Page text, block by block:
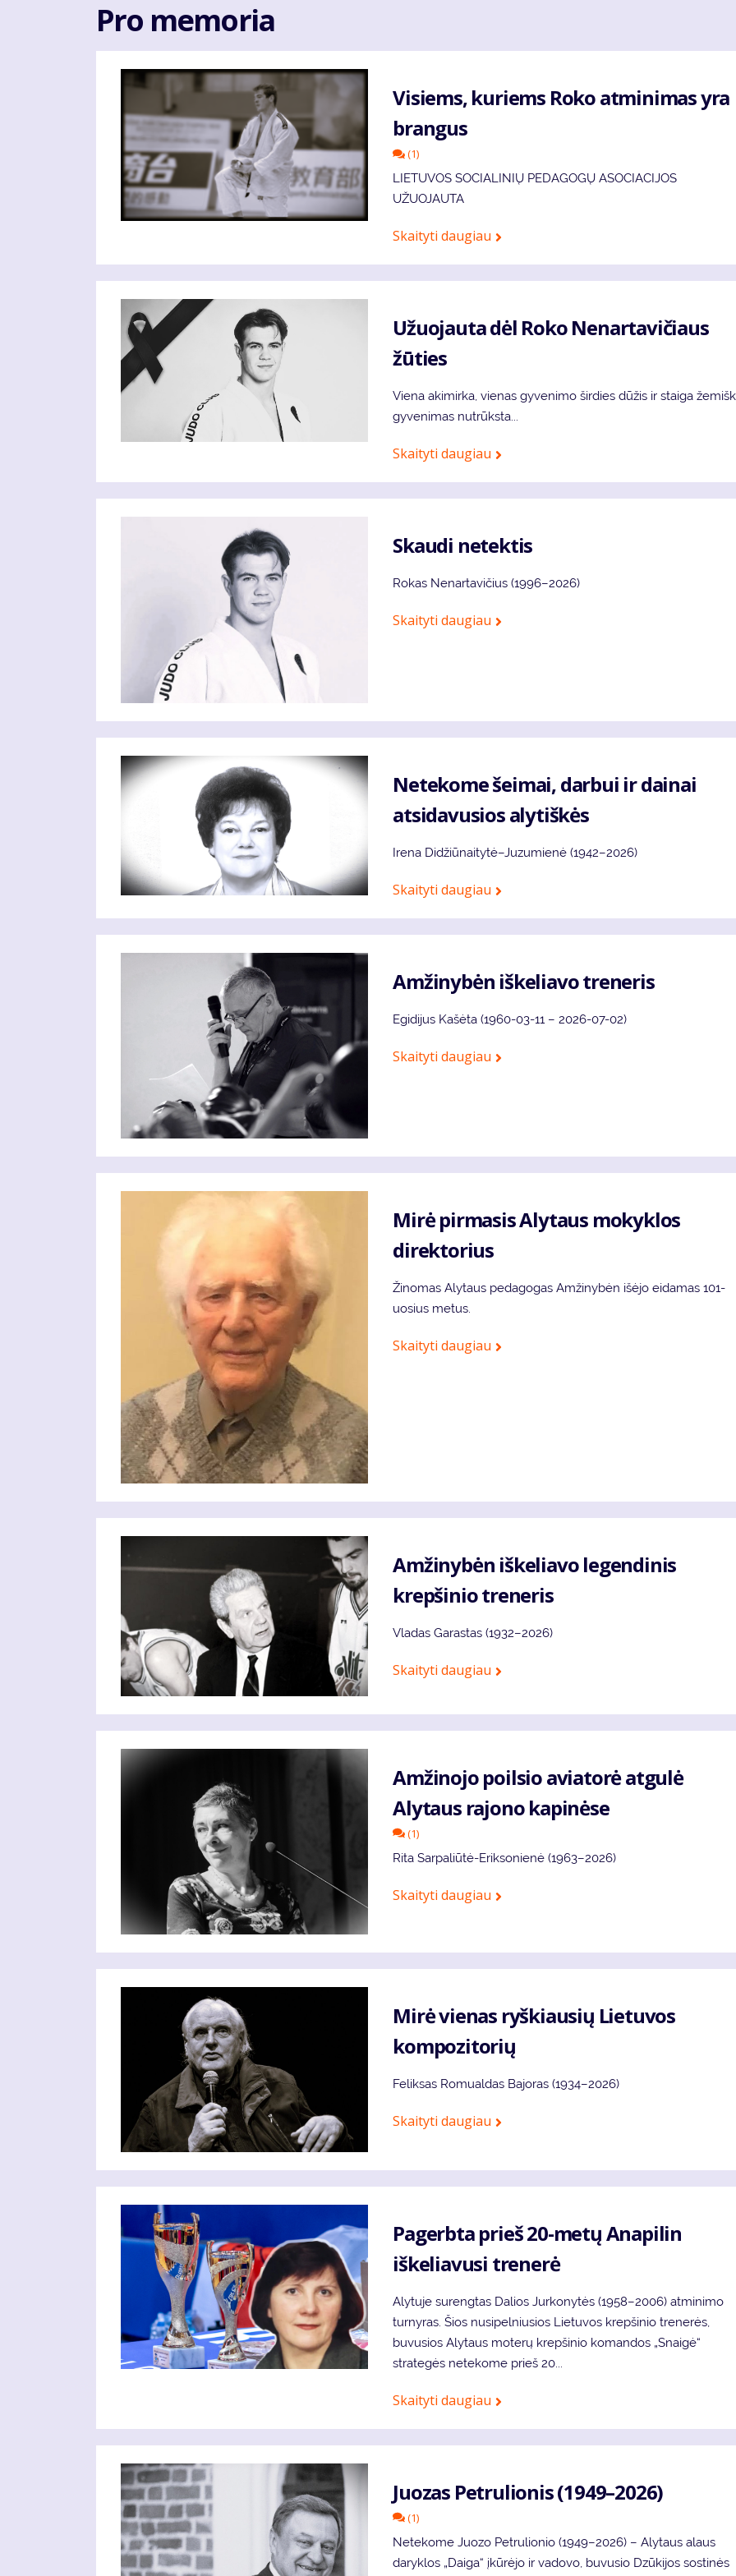
Pro memoria
Visiems, kuriems Roko atminimas yra
brangus
(1)
LIETUVOS SOCIALINIŲ PEDAGOGŲ ASOCIACIJOS
UŽUOJAUTA
Skaityti daugiau
Užuojauta dėl Roko Nenartavičiaus
žūties
Viena akimirka, vienas gyvenimo širdies dūžis ir staiga
gyvenimas nutrūksta...
Skaityti daugiau
Skaudi netektis
Rokas Nenartavičius (1996–2026)
Skaityti daugiau
Netekome šeimai, darbui ir dainai
atsidavusios alytiškės
Irena Didžiūnaitytė–Juzumienė (1942–2026)
Skaityti daugiau
Amžinybėn iškeliavo treneris
Egidijus Kašėta (1960-03-11 – 2026-07-02)
Skaityti daugiau
Mirė pirmasis Alytaus mokyklos
direktorius
Žinomas Alytaus pedagogas Amžinybėn išėjo eidamas 101-
uosius metus.
Skaityti daugiau
Amžinybėn iškeliavo legendinis
krepšinio treneris
Vladas Garastas (1932–2026)
Skaityti daugiau
Amžinojo poilsio aviatorė atgulė
Alytaus rajono kapinėse
(1)
Rita Sarpaliūtė-Eriksonienė (1963–2026)
Skaityti daugiau
Mirė vienas ryškiausių Lietuvos
kompozitorių
Feliksas Romualdas Bajoras (1934–2026)
Skaityti daugiau
Pagerbta prieš 20-metų Anapilin
iškeliavusi trenerė
Alytuje surengtas Dalios Jurkonytės (1958–2006) atminimo
turnyras. Šios nusipelniusios Lietuvos krepšinio trenerės,
buvusios Alytaus moterų krepšinio komandos „Snaigė“
strategės netekome prieš 20...
Skaityti daugiau
Juozas Petrulionis (1949–2026)
(1)
Netekome Juozo Petrulionio (1949–2026) – Alytaus alaus
daryklos „Daiga“ įkūrėjo ir vadovo, buvusio Dzūkijos sostinės